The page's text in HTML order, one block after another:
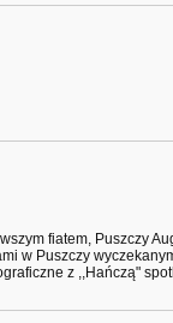
fiatem, Puszczy
w Puszczy
z ,,Hańczą"